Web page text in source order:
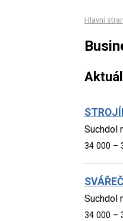
Hlavní
Suchdol
34 000 –
Suchdol
34 000 –